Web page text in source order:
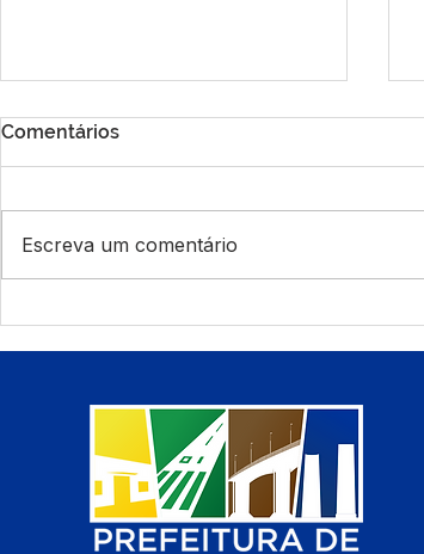
Comentários
Escreva um comentário